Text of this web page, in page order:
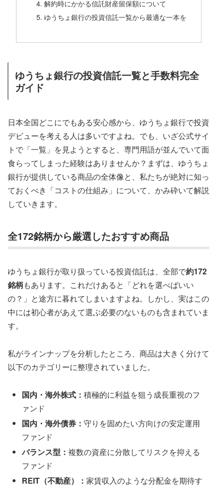
解約時にかかる信託財産留保額について
ゆうちょ銀行の投資信託一覧から最適な一本を
ゆうちょ銀行の投資信託一覧と手数料完全
ガイド
日本全国どこにでもある安心感から、ゆうちょ銀行で投資
デビューを考える人は多いですよね。でも、いざ公式サイ
トで「一覧」を見ようとすると、専門用語が並んでいて面
食らってしまった経験はありませんか？まずは、ゆうちょ
銀行が提供している商品の全体像と、私たちが絶対に知っ
ておくべき「コストの仕組み」について、かみ砕いて解説
していきます。
全172銘柄から厳選したおすすめ商品
ゆうちょ銀行が取り扱っている投資信託は、全部で約172
銘柄もあります。これだけあると「どれを選べばいい
の？」と途方に暮れてしまいますよね。しかし、実はこの
中には初心者があえて選ぶ必要のないものも含まれていま
す。
私がラインナップを分析したところ、商品は大きく分けて
以下のカテゴリーに整理されていました。
国内・海外株式：積極的に利益を狙う成長重視のフ
ァンド
国内・海外債券：守りを固めたい方向けの安定運用
ファンド
バランス型：複数の資産に分散してリスクを抑える
ファンド
REIT（不動産）：家賃収入のような分配金を期待す